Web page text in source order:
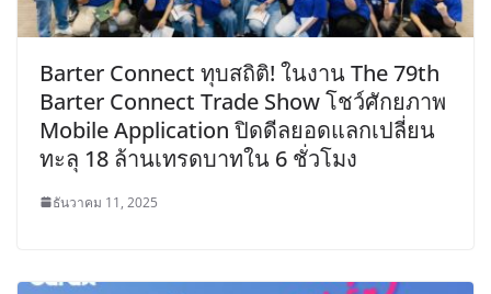
Barter Connect ทุบสถิติ! ในงาน The 79th
Barter Connect Trade Show โชว์ศักยภาพ
Mobile Application ปิดดีลยอดแลกเปลี่ยน
ทะลุ 18 ล้านเทรดบาทใน 6 ชั่วโมง
ธันวาคม 11, 2025